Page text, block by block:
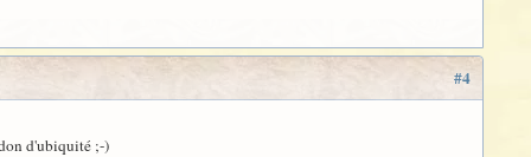
#4
d'ubiquité ;-)